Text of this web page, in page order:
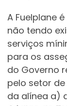
A Fuelplane
não tendo
serviços
para os
do Governo
pelo setor
da alínea a)